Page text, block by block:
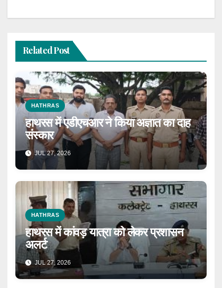
Related Post
HATHRAS
हाथरस में एडीएचआर ने किया अज्ञात का दाह
संस्कार
JUL 27, 2026
HATHRAS
हाथरस में कांवड़ यात्रा को लेकर प्रशासन
अलर्ट
JUL 27, 2026